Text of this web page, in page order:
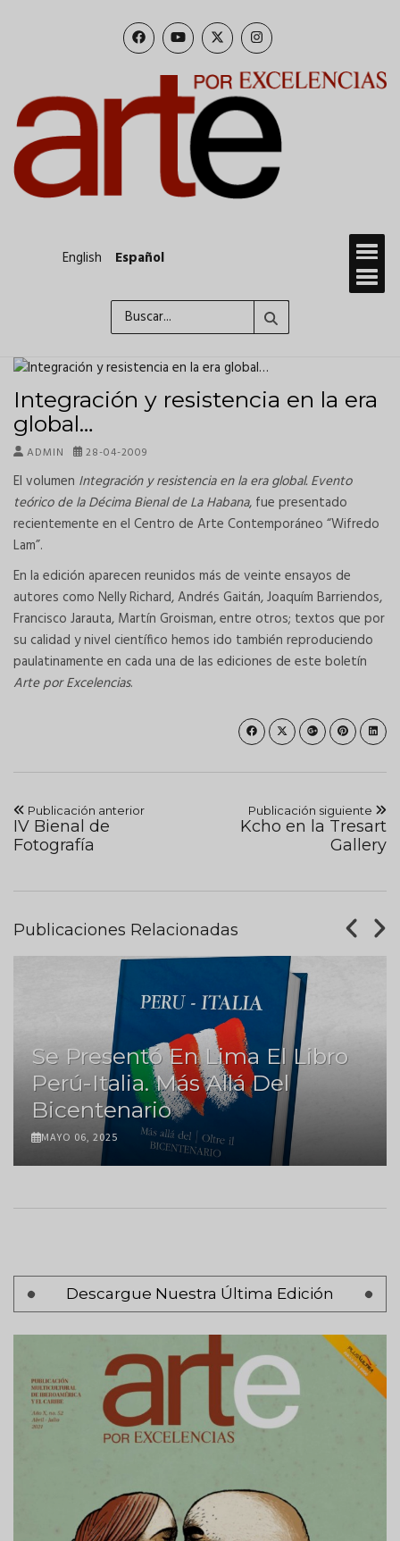
English Español
Integración y resistencia en la era
global…
ADMIN 28-04-2009
El volumen Integración y resistencia en la era global. Evento
teórico de la Décima Bienal de La Habana, fue presentado
recientemente en el Centro de Arte Contemporáneo “Wifredo
Lam”.
En la edición aparecen reunidos más de veinte ensayos de
autores como Nelly Richard, Andrés Gaitán, Joaquím Barriendos,
Francisco Jarauta, Martín Groisman, entre otros; textos que por
su calidad y nivel científico hemos ido también reproduciendo
paulatinamente en cada una de las ediciones de este boletín
Arte por Excelencias.
Publicación anterior
IV Bienal de
Fotografía
Publicación siguiente
Kcho en la Tresart
Gallery
Publicaciones Relacionadas
Se Presentó En Lima El Libro
Perú-Italia. Más Allá Del
Bicentenario
MAYO 06, 2025
Descargue Nuestra Última Edición
Paginación
Siguiente
página
Siguiente >